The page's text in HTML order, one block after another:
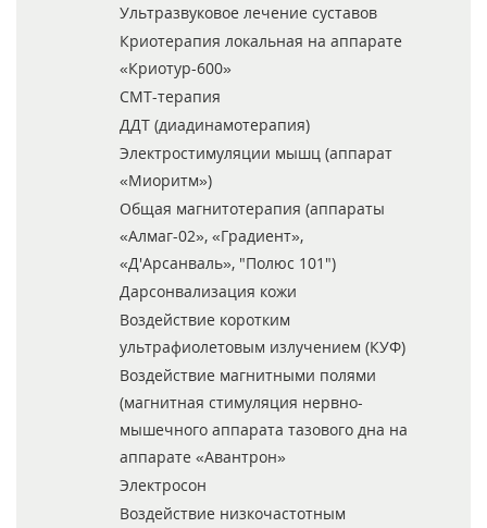
Ультразвуковое лечение суставов
Криотерапия локальная на аппарате
«Криотур-600»
СМТ-терапия
ДДТ (диадинамотерапия)
Электростимуляции мышц (аппарат
«Миоритм»)
Общая магнитотерапия (аппараты
«Алмаг-02», «Градиент»,
«Д'Арсанваль», "Полюс 101")
Дарсонвализация кожи
Воздействие коротким
ультрафиолетовым излучением (КУФ)
Воздействие магнитными полями
(магнитная стимуляция нервно-
мышечного аппарата тазового дна на
аппарате «Авантрон»
Электросон
Воздействие низкочастотным